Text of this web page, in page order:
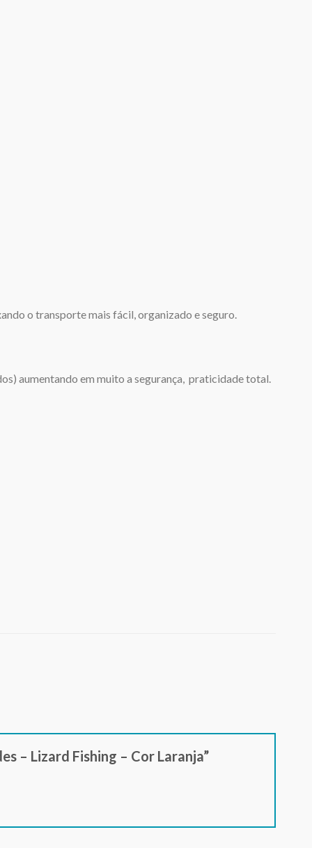
o transporte mais fácil, organizado e seguro.
aumentando em muito a segurança, praticidade total.
– Lizard Fishing – Cor Laranja”